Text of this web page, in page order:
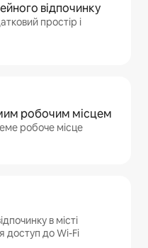
відпочинку
простір і
робочим місцем
робоче місце
в місті
доступ до Wi-Fi